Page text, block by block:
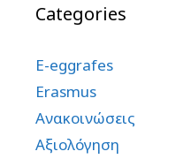
Categories
E-eggrafes
Erasmus
Ανακοινώσεις
Αξιολόγηση